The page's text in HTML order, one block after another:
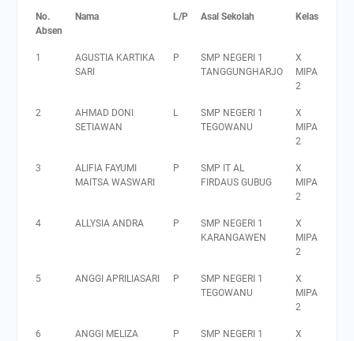
No.
Absen
Nama L/P Asal Sekolah Kelas
1
AGUSTIA KARTIKA
SARI
P
SMP NEGERI 1
TANGGUNGHARJO
X
MIPA
2
2
AHMAD DONI
SETIAWAN
L
SMP NEGERI 1
TEGOWANU
X
MIPA
2
3
ALIFIA FAYUMI
MAITSA WASWARI
P
SMP IT AL
FIRDAUS GUBUG
X
MIPA
2
4 ALLYSIA ANDRA P
SMP NEGERI 1
KARANGAWEN
X
MIPA
2
5 ANGGI APRILIASARI P
SMP NEGERI 1
TEGOWANU
X
MIPA
2
6
ANGGI MELIZA
P
SMP NEGERI 1
X